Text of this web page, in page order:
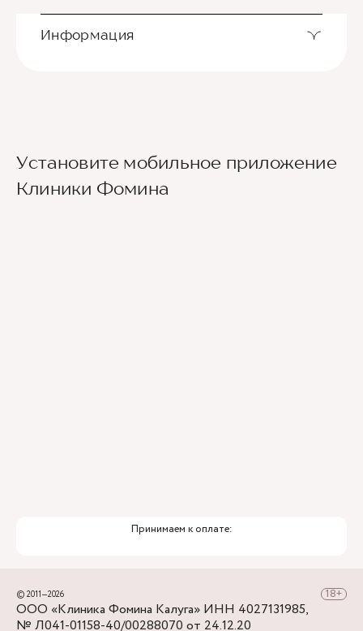
Информация
Ведущие врачи региона
Установите мобильное приложение
Клиники Фомина
Принимаем к оплате:
© 2011—2026
ООО «Клиника Фомина Калуга» ИНН 4027131985,
№ Л041-01158-40/00288070 от 24.12.20